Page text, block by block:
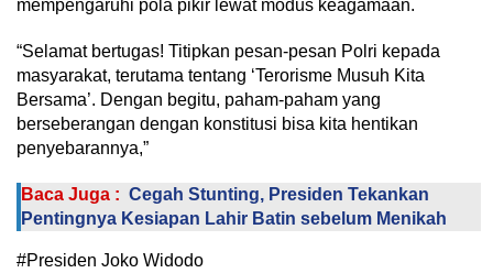
mempengaruhi pola pikir lewat modus keagamaan.
“Selamat bertugas! Titipkan pesan-pesan Polri kepada
masyarakat, terutama tentang ‘Terorisme Musuh Kita
Bersama’. Dengan begitu, paham-paham yang
berseberangan dengan konstitusi bisa kita hentikan
penyebarannya,”
Baca Juga : Cegah Stunting, Presiden Tekankan
Pentingnya Kesiapan Lahir Batin sebelum Menikah
#Presiden Joko Widodo